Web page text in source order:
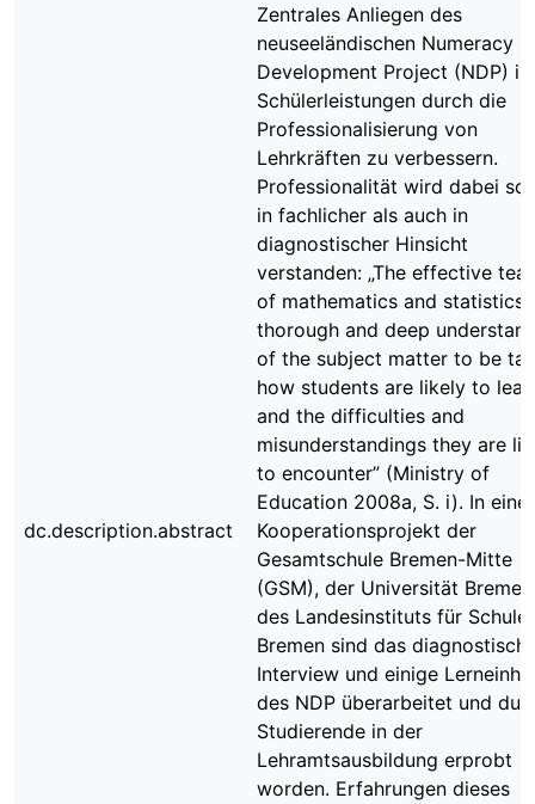
dc.description.abstract
Zentrales Anliegen des
neuseeländischen Numeracy
Development Project (NDP)
Schülerleistungen durch die
Professionalisierung von
Lehrkräften zu verbessern.
Professionalität wird dabei
in fachlicher als auch in
diagnostischer Hinsicht
verstanden: „The effective
of mathematics and statistics
thorough and deep
of the subject matter to be
how students are likely to
and the difficulties and
misunderstandings they are
to encounter” (Ministry of
Education 2008a, S. i). In
Kooperationsprojekt der
Gesamtschule Bremen-Mitte
(GSM), der Universität
des Landesinstituts für Schule
Bremen sind das
Interview und einige
des NDP überarbeitet und
Studierende in der
Lehramtsausbildung erprobt
worden. Erfahrungen dieses